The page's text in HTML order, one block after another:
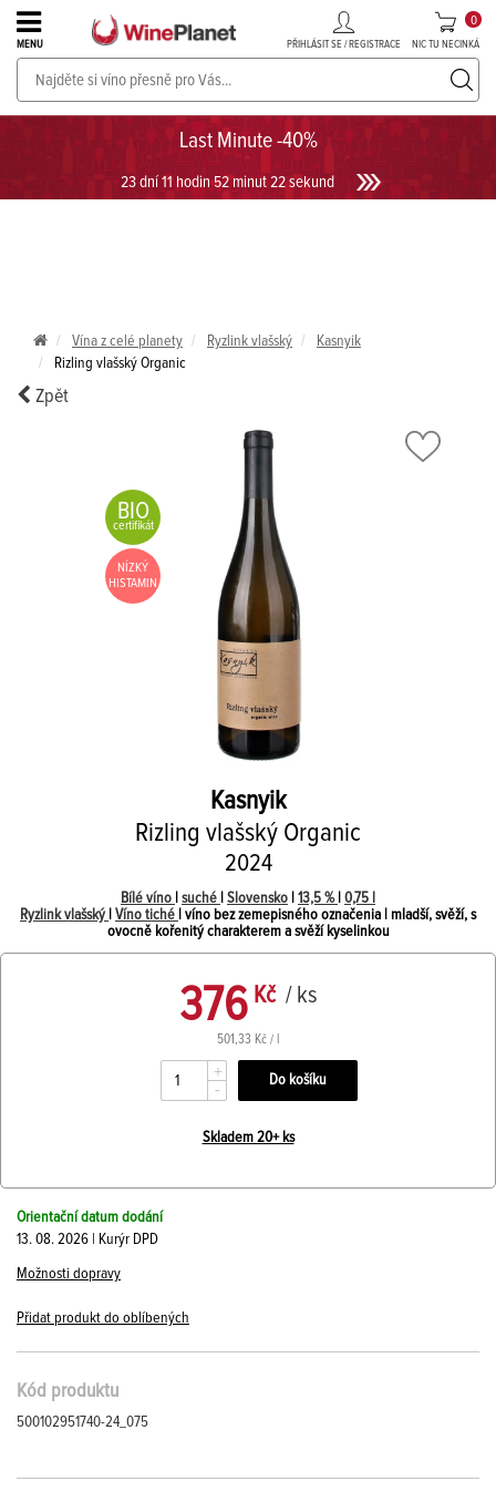
Last Minute -40%
23 dní 11 hodin 52 minut 22 sekund
MENU PŘIHLÁSIT SE / REGISTRACE NIC TU NECINKÁ
0
PROSECCO v akci až do -30%!UKÁZAT PROSECCO
Vína z celé planety Ryzlink vlašský
Kasnyik
Rizling vlašský Organic
Zpět
BIO
certifikát
NÍZKÝ
HISTAMIN
Kasnyik
Rizling vlašský Organic
2024
Bílé víno suché Slovensko 13,5 % 0,75 l
Ryzlink vlašský Víno tiché
| víno bez zemepisného označenia | mladší, svěží, s
ovocně kořenitý charakterem a svěží kyselinkou
376 Kč / ks
501,33 Kč / l
+
-
Skladem 20+ ks
Orientační datum dodání
13. 08. 2026 | Kurýr DPD
Možnosti dopravy
Přidat produkt do oblíbených
Kód produktu
500102951740-24_075